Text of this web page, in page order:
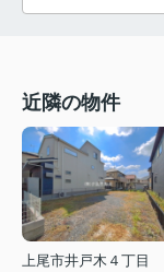
近隣の物件
上尾市井戸木４丁目